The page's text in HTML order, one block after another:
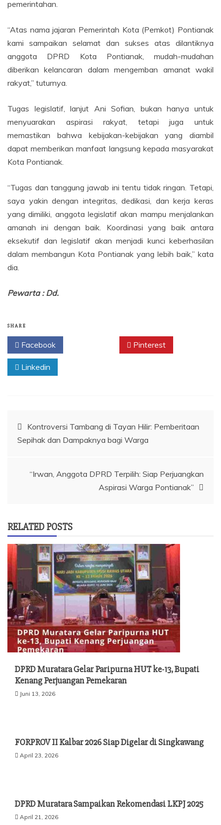
pemerintahan.
“Atas nama jajaran Pemerintah Kota (Pemkot) Pontianak
kami sampaikan selamat dan sukses atas dilantiknya
anggota DPRD Kota Pontianak, mudah-mudahan
diberikan kelancaran dalam mengemban amanat wakil
rakyat,” tuturnya.
Tugas legislatif, lanjut Ani Sofian, bukan hanya untuk
menyuarakan aspirasi rakyat, tetapi juga untuk
memastikan bahwa kebijakan-kebijakan yang diambil
dapat memberikan manfaat langsung kepada masyarakat
Kota Pontianak.
“Tugas dan tanggung jawab ini tentu tidak ringan. Tetapi,
saya yakin dengan integritas, dedikasi, dan kerja keras
yang dimiliki, anggota legislatif akan mampu menjalankan
amanah ini dengan baik. Koordinasi yang baik antara
eksekutif dan legislatif akan menjadi kunci keberhasilan
dalam membangun Kota Pontianak yang lebih baik,” kata
dia.
Pewarta : Dd.
SHARE
Facebook Pinterest
Linkedin
Navigasi
pos
Kontroversi Tambang di Tayan Hilir: Pemberitaan
Sepihak dan Dampaknya bagi Warga
“Irwan, Anggota DPRD Terpilih: Siap Perjuangkan
Aspirasi Warga Pontianak”
RELATED POSTS
DPRD Muratara Gelar Paripurna HUT ke-13, Bupati
Kenang Perjuangan Pemekaran
Juni 13, 2026
FORPROV II Kalbar 2026 Siap Digelar di Singkawang
April 23, 2026
DPRD Muratara Sampaikan Rekomendasi LKPJ 2025
April 21, 2026